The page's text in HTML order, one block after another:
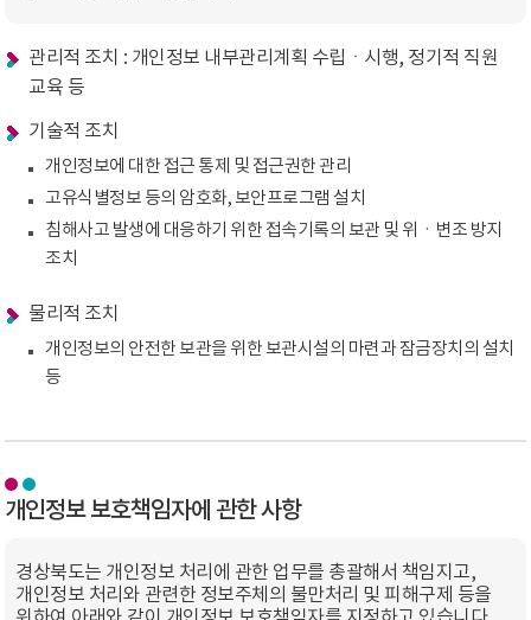
관리적 조치 : 개인정보 내부관리계획 수립ㆍ시행, 정기적 직원
교육 등
기술적 조치
개인정보에 대한 접근 통제 및 접근권한 관리
고유식별정보 등의 암호화, 보안프로그램 설치
침해사고 발생에 대응하기 위한 접속기록의 보관 및 위ㆍ변조 방지
조치
물리적 조치
개인정보의 안전한 보관을 위한 보관시설의 마련과 잠금장치의 설치
등
개인정보 보호책임자에 관한 사항
경상북도는 개인정보 처리에 관한 업무를 총괄해서 책임지고,
개인정보 처리와 관련한 정보주체의 불만처리 및 피해구제 등을